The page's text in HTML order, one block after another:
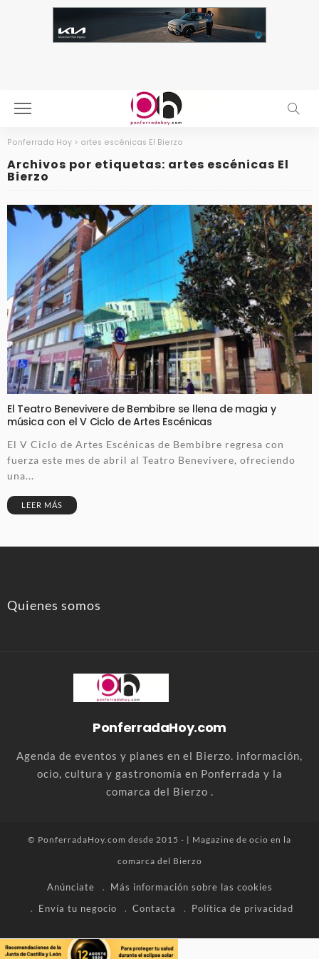
Ponferrada Hoy > artes escénicas El Bierzo
Archivos por etiquetas: artes escénicas El
Bierzo
El Teatro Benevivere de Bembibre se llena de magia y
música con el V Ciclo de Artes Escénicas
El V Ciclo de Artes Escénicas de Bembibre regresa con
fuerza este mes de abril al Teatro Benevivere, ofreciendo
una...
LEER MÁS
Quienes somos
PonferradaHoy.com
Agenda de eventos y planes en el Bierzo. información,
ocio, cultura y gastronomía en Ponferrada y la
comarca del Bierzo .
© PonferradaHoy.com desde 2015 - | Magazine de ocio en la
comarca del Bierzo
Anúnciate
Más información sobre las cookies
Envía tu negocio
Contacta Política de privacidad